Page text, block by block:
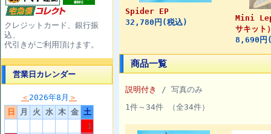
クレジットカード、銀行振
込、
代引きがご利用頂けます。
営業日カレンダー
＜ 2026年8月 ＞
日
月 火 水 木 金 土
1
Spider EP
32,780円(税込)
Mini
サキッ
8,690円
商品一覧
説明付き
/ 写真のみ
1件～34件 （全34件）